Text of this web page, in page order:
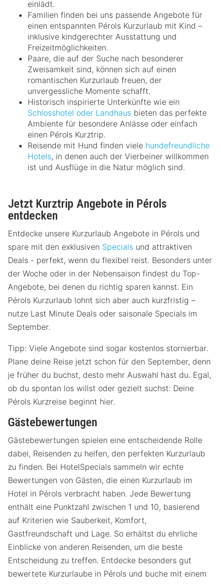
einlädt.
Familien finden bei uns passende Angebote für
einen entspannten Pérols Kurzurlaub mit Kind –
inklusive kindgerechter Ausstattung und
Freizeitmöglichkeiten.
Paare, die auf der Suche nach besonderer
Zweisamkeit sind, können sich auf einen
romantischen Kurzurlaub freuen, der
unvergessliche Momente schafft.
Historisch inspirierte Unterkünfte wie ein
Schlosshotel oder Landhaus bieten das perfekte
Ambiente für besondere Anlässe oder einfach
einen Pérols Kurztrip.
Reisende mit Hund finden viele hundefreundliche
Hotels, in denen auch der Vierbeiner willkommen
ist und Ausflüge in die Natur möglich sind.
Jetzt Kurztrip Angebote in Pérols
entdecken
Entdecke unsere Kurzurlaub Angebote in Pérols und
spare mit den exklusiven Specials und attraktiven
Deals - perfekt, wenn du flexibel reist. Besonders unter
der Woche oder in der Nebensaison findest du Top-
Angebote, bei denen du richtig sparen kannst. Ein
Pérols Kurzurlaub lohnt sich aber auch kurzfristig –
nutze Last Minute Deals oder saisonale Specials im
September.
Tipp: Viele Angebote sind sogar kostenlos stornierbar.
Plane deine Reise jetzt schon für den September, denn
je früher du buchst, desto mehr Auswahl hast du. Egal,
ob du spontan los willst oder gezielt suchst: Deine
Pérols Kurzreise beginnt hier.
Gästebewertungen
Gästebewertungen spielen eine entscheidende Rolle
dabei, Reisenden zu helfen, den perfekten Kurzurlaub
zu finden. Bei HotelSpecials sammeln wir echte
Bewertungen von Gästen, die einen Kurzurlaub im
Hotel in Pérols verbracht haben. Jede Bewertung
enthält eine Punktzahl zwischen 1 und 10, basierend
auf Kriterien wie Sauberkeit, Komfort,
Gastfreundschaft und Lage. So erhältst du ehrliche
Einblicke von anderen Reisenden, um die beste
Entscheidung zu treffen. Entdecke besonders gut
bewertete Kurzurlaube in Pérols und buche mit einem